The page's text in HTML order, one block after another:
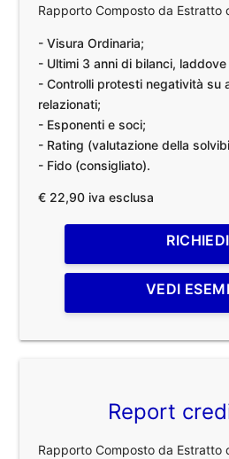
Rapporto Composto da Estratto
- Visura Ordinaria;
- Ultimi 3 anni di bilanci,
- Controlli protesti negatività su
relazionati;
- Esponenti e soci;
- Rating (valutazione della
- Fido (consigliato).
€ 22,90 iva esclusa
RICHIEDI
VEDI
Report
Rapporto Composto da Estratto